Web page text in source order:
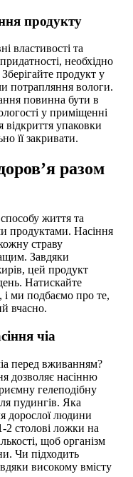
продукту
властивості та
необхідно
продукт у
потрапляння вологи.
повинна бути в
у приміщенні
упаковки
її закривати.
разом
життя та
продуктами. Насіння
страву
Завдяки
цей продукт
Натискайте
ми подбаємо про те,
вчасно.
чіа
перед вживанням?
дозволяє насінню
гелеподібну
пудингів. Яка
дорослої людини
2 столові ложки на
щоб організм
Чи підходить
високому вмісту